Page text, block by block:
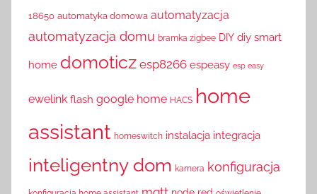
18650 automatyka domowa automatyzacja
automatyzacja domu bramka zigbee DIY diy smart
home domoticz esp8266 espeasy esp easy
ewelink flash google home HACS home
assistant homeswitch instalacja integracja
inteligentny dom kamera konfiguracja